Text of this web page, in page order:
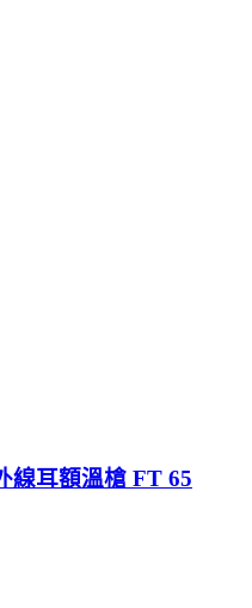
線耳額溫槍 FT 65